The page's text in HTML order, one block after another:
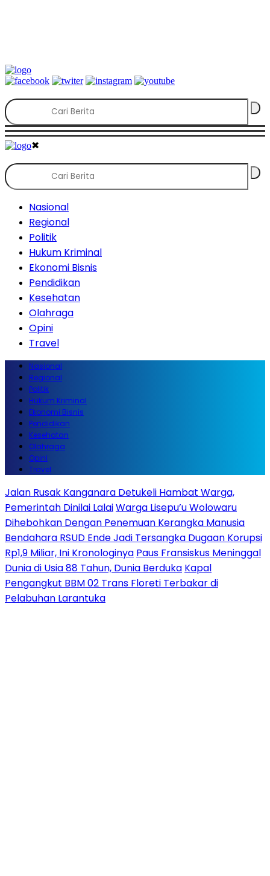
✖
Nasional
Regional
Politik
Hukum Kriminal
Ekonomi Bisnis
Pendidikan
Kesehatan
Olahraga
Opini
Travel
Nasional
Regional
Politik
Hukum Kriminal
Ekonomi Bisnis
Pendidikan
Kesehatan
Olahraga
Opini
Travel
Jalan Rusak Kanganara Detukeli Hambat Warga,
Pemerintah Dinilai LalaiWarga Lisepu’u Wolowaru
Dihebohkan Dengan Penemuan Kerangka Manusia
Bendahara RSUD Ende Jadi Tersangka Dugaan Korupsi
Rp1,9 Miliar, Ini Kronologinya Paus Fransiskus Meninggal
Dunia di Usia 88 Tahun, Dunia Berduka Kapal
Pengangkut BBM 02 Trans Floreti Terbakar di
Pelabuhan Larantuka